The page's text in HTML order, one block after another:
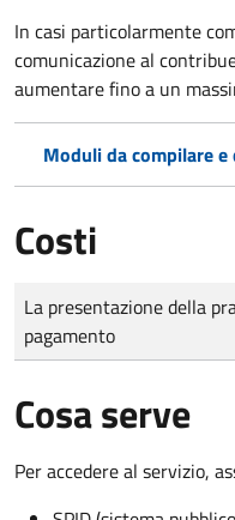
In casi particolarmente
comunicazione al
aumentare fino a un
Moduli da compilare
Costi
Tipo di pagamento
Importo
La presentazione della
pagamento
Cosa serve
Per accedere al servizio,